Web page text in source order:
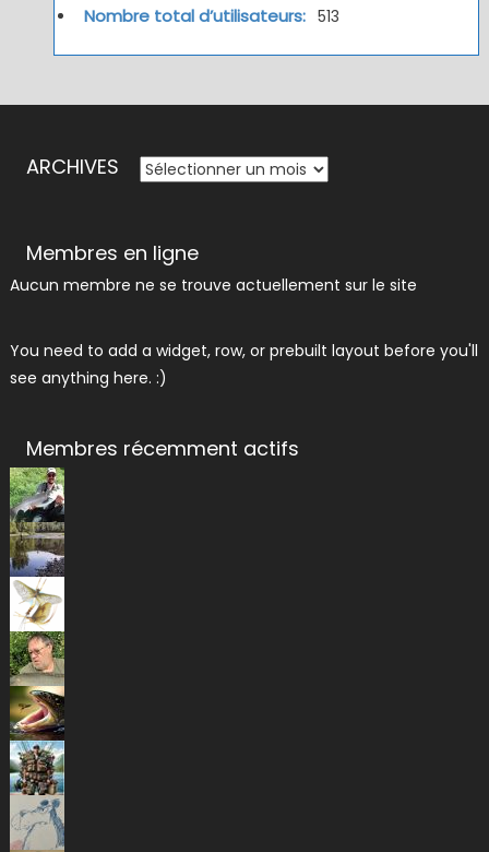
Nombre total d’utilisateurs: 513
ARCHIVES ARCHIVES
Membres en ligne
Aucun membre ne se trouve actuellement sur le site
You need to add a widget, row, or prebuilt layout before you'll
see anything here. :)
Membres récemment actifs